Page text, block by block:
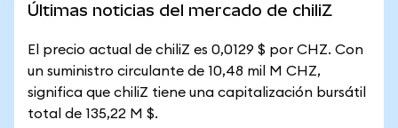
Últimas noticias del mercado de chiliZ
El precio actual de chiliZ es 0,0129 $ por CHZ. Con
un suministro circulante de 10,48 mil M CHZ,
significa que chiliZ tiene una capitalización bursátil
total de 135,22 M $.